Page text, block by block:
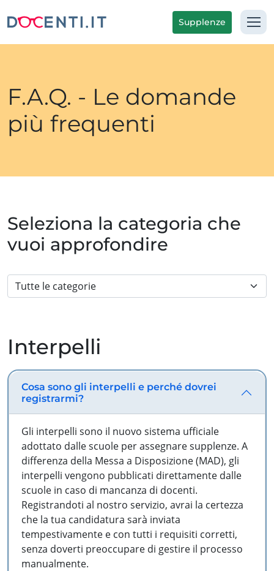
Supplenze
F.A.Q. - Le domande
più frequenti
Seleziona la categoria che
vuoi approfondire
Interpelli
Cosa sono gli interpelli e perché dovrei
registrarmi?
Gli interpelli sono il nuovo sistema ufficiale
adottato dalle scuole per assegnare supplenze. A
differenza della Messa a Disposizione (MAD), gli
interpelli vengono pubblicati direttamente dalle
scuole in caso di mancanza di docenti.
Registrandoti al nostro servizio, avrai la certezza
che la tua candidatura sarà inviata
tempestivamente e con tutti i requisiti corretti,
senza doverti preoccupare di gestire il processo
manualmente.